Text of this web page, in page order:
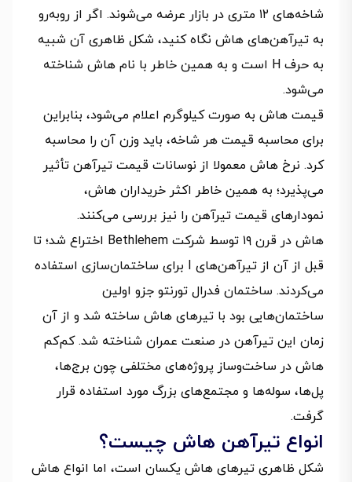
شاخه‌های ۱۲ متری در بازار عرضه می‌شوند. اگر از روبه‌رو
به تیرآهن‌های هاش نگاه کنید، شکل ظاهری آن شبیه
به حرف H است و به همین خاطر با نام هاش شناخته
می‌شود.
قیمت هاش به صورت کیلوگرم اعلام می‌شود، بنابراین
برای محاسبه قیمت هر شاخه، باید وزن آن را محاسبه
کرد. نرخ هاش معمولا از نوسانات قیمت تیرآهن تأثیر
می‌پذیرد؛ به همین خاطر اکثر خریداران هاش،
نمودارهای قیمت تیرآهن‌ را نیز بررسی می‌کنند.
هاش در قرن ۱۹ توسط شرکت Bethlehem اختراع شد؛ تا
قبل از آن از تیرآهن‌های I برای ساختمان‌سازی استفاده
می‌کردند. ساختمان فدرال تورنتو جزو اولین
ساختمان‌هایی بود با تیرهای هاش ساخته شد و از آن
زمان این تیرآهن در صنعت عمران شناخته شد. کم‌کم
هاش در ساخت‌وساز پروژه‌های مختلفی چون برج‌ها،
پل‌ها، سوله‌ها و مجتمع‌های بزرگ مورد استفاده قرار
گرفت.
انواع تیرآهن هاش چیست؟
شکل ظاهری تیرهای هاش یکسان است، اما انواع هاش